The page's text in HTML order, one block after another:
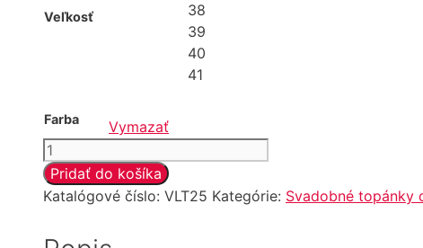
Veľkosť
38
39
40
41
Farba
Vymazať
množstvo
Svadobné
topánky
Pridať do košíka
Katalógové číslo: VLT25 Kategórie: Svadobné topánky